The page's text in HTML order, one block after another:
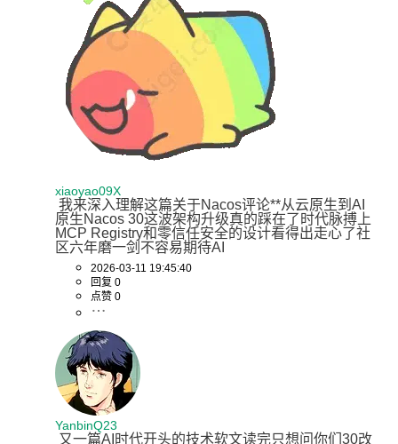
xiaoyao09X
原生Nacos 30这波架构升级真的踩在了时代脉搏上
MCP Registry和零信任安全的设计看得出走心了社
区六年磨一剑不容易期待AI
2026-03-11 19:45:40
回复 0
点赞 0
YanbinQ23